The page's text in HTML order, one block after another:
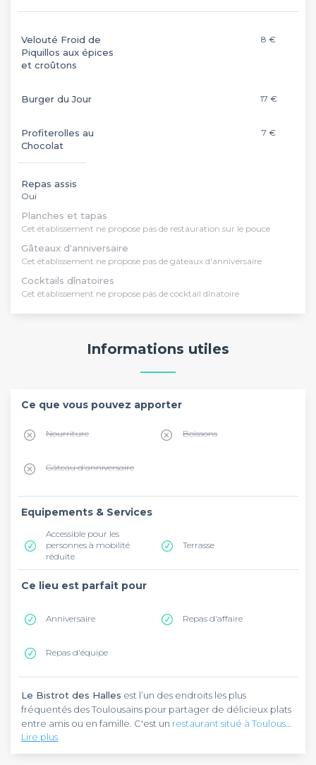
Velouté Froid de
Piquillos aux épices
et croûtons
8 €
Burger du Jour 17 €
Profiterolles au
Chocolat
7 €
Repas assis
Oui
Planches et tapas
Cet établissement ne propose pas de restauration sur le pouce
Gâteaux d'anniversaire
Cet établissement ne propose pas de gâteaux d'anniversaire
Cocktails dînatoires
Cet établissement ne propose pas de cocktail dînatoire
Informations utiles
Ce que vous pouvez apporter
Nourriture Boissons
Gâteau d'anniversaire
Equipements & Services
Accessible pour les
personnes à mobilité
réduite
Terrasse
Ce lieu est parfait pour
Anniversaire Repas d'affaire
Repas d'équipe
Le Bistrot des Halles est l’un des endroits les plus
fréquentés des Toulousains pour partager de délicieux plats
entre amis ou en famille. C'est un restaurant situé à Toulouse
Cet établissement se trouve sur la place Roguet, à 750
mètres de la Prairie Des Filtres. Pour y accéder, vous pouvez
Le Bistrot des Hallesest un bistrot à l’ambiance conviviale.
Lire plus